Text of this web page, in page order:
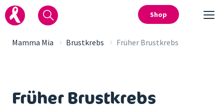
Shop
Mamma Mia › Brustkrebs › Früher Brustkrebs
Früher Brustkrebs